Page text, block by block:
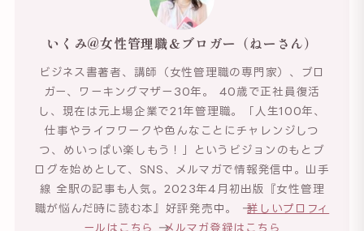
いくみ@女性管理職＆ブロガー（ねーさん）
ビジネス書著者、講師（女性管理職の専門家）、ブロ
ガー、ワーキングマザー30年。 40歳で正社員復活
し、現在は元上場企業で21年管理職。「人生100年、
仕事やライフワークや色んなことにチャレンジしつ
つ、めいっぱい楽しもう！」というビジョンのもとブ
ログを始めとして、SNS、メルマガで情報発信中。山手
線 全駅の記事も人気。2023年4月初出版『女性管理
職が悩んだ時に読む本』好評発売中。 →詳しいプロフィ
ールはこちら
→メルマガ登録はこちら